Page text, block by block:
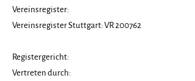
Vereinsregister:
Vereinsregister Stuttgart: VR 200762
Registergericht:
Vertreten durch: